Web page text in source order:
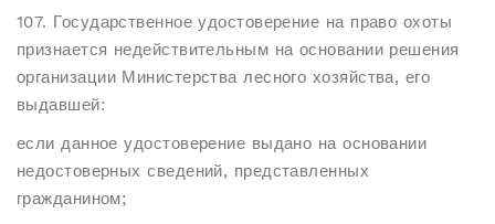
107. Государственное удостоверение на право охоты
признается недействительным на основании решения
организации Министерства лесного хозяйства, его
выдавшей:
если данное удостоверение выдано на основании
недостоверных сведений, представленных
гражданином;